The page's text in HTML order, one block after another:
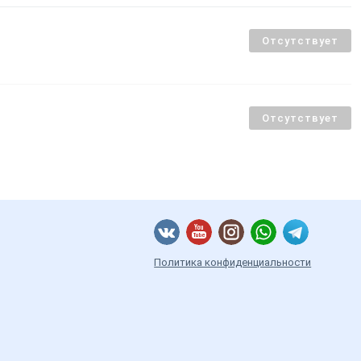
Отсутствует
Отсутствует
Политика конфиденциальности